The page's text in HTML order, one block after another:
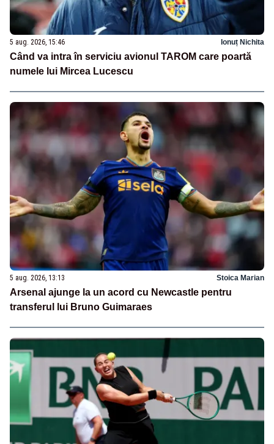
5 aug. 2026, 15:46 Ionuț Nichita
Când va intra în serviciu avionul TAROM care poartă
numele lui Mircea Lucescu
5 aug. 2026, 13:13 Stoica Marian
Arsenal ajunge la un acord cu Newcastle pentru
transferul lui Bruno Guimaraes